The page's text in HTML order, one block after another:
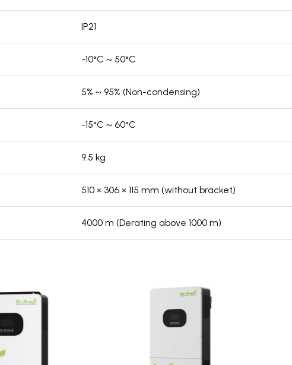
IP21
-10°C ~ 50°C
5% ~ 95% (Non-condensing)
-15°C ~ 60°C
9.5 kg
510 × 306 × 115 mm (without bracket)
4000 m (Derating above 1000 m)